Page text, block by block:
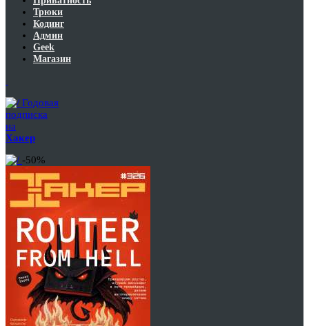
Трюки
Кодинг
Админ
Geek
Магазин
Годовая
подписка
на
Хакер
-50%